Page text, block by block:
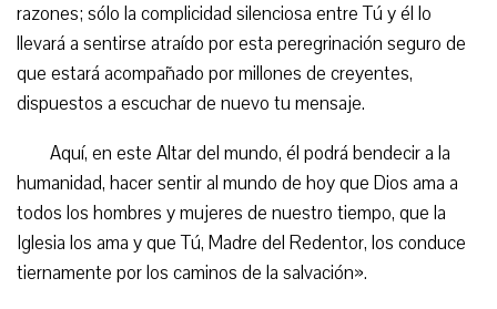
razones; sólo la complicidad silenciosa entre Tú y él lo
llevará a sentirse atraído por esta peregrinación seguro de
que estará acompañado por millones de creyentes,
dispuestos a escuchar de nuevo tu mensaje.
Aquí, en este Altar del mundo, él podrá bendecir a la
humanidad, hacer sentir al mundo de hoy que Dios ama a
todos los hombres y mujeres de nuestro tiempo, que la
Iglesia los ama y que Tú, Madre del Redentor, los conduce
tiernamente por los caminos de la salvación».